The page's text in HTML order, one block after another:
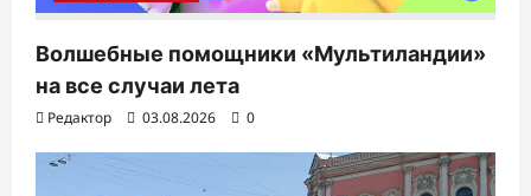
Волшебные помощники «Мультиландии»
на все случаи лета
Редактор 03.08.2026 0